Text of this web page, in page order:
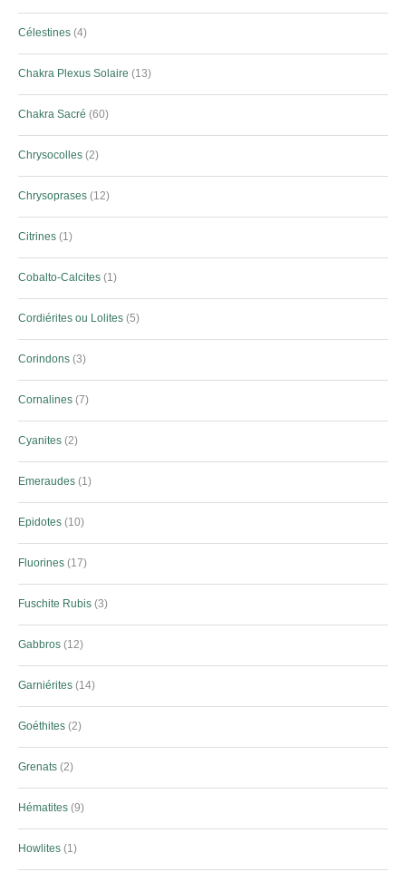
Célestines 4
Chakra Plexus Solaire 13
Chakra Sacré 60
Chrysocolles 2
Chrysoprases 12
Citrines 1
Cobalto-Calcites 1
Cordiérites ou Lolites 5
Corindons 3
Cornalines 7
Cyanites 2
Emeraudes 1
Epidotes 10
Fluorines 17
Fuschite Rubis 3
Gabbros 12
Garniérites 14
Goéthites 2
Grenats 2
Hématites 9
Howlites 1